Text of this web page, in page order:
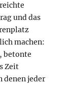
und das
machen:
betonte
Zeit
denen jeder